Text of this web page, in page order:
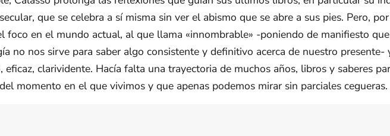
que se celebra a sí misma sin ver el abismo que se abre a sus pies. Pero,
foco en el mundo actual, al que llama «innombrable» -poniendo de manifiesto
no nos sirve para saber algo consistente y definitivo acerca de nuestro presente-
clarividente. Hacía falta una trayectoria de muchos años, libros y saberes
momento en el que vivimos y que apenas podemos mirar sin parciales cegueras.